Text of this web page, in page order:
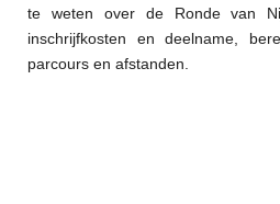
te weten over de Ronde van
inschrijfkosten en deelname,
parcours en afstanden.